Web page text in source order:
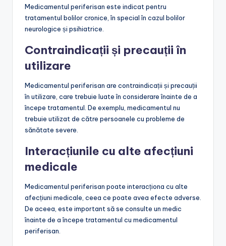
Medicamentul periferisan este indicat pentru
tratamentul bolilor cronice, în special în cazul bolilor
neurologice și psihiatrice.
Contraindicații și precauții în
utilizare
Medicamentul periferisan are contraindicații și precauții
în utilizare, care trebuie luate în considerare înainte de a
începe tratamentul. De exemplu, medicamentul nu
trebuie utilizat de către persoanele cu probleme de
sănătate severe.
Interacțiunile cu alte afecțiuni
medicale
Medicamentul periferisan poate interacționa cu alte
afecțiuni medicale, ceea ce poate avea efecte adverse.
De aceea, este important să se consulte un medic
înainte de a începe tratamentul cu medicamentul
periferisan.